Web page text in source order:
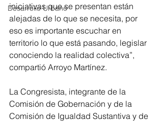
Desarrollo Urbano
iniciativas que se presentan están
alejadas de lo que se necesita, por
eso es importante escuchar en
territorio lo que está pasando, legislar
conociendo la realidad colectiva”,
compartió Arroyo Martínez.
La Congresista, integrante de la
Comisión de Gobernación y de la
Comisión de Igualdad Sustantiva y de